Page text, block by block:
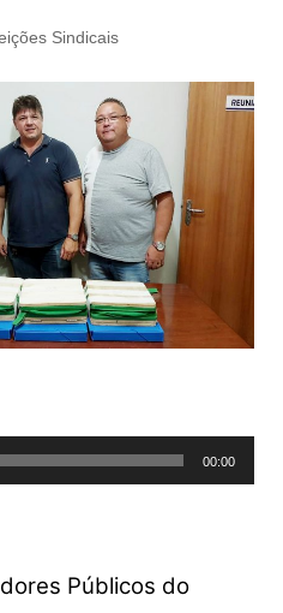
Sindicais
00:00
Públicos do